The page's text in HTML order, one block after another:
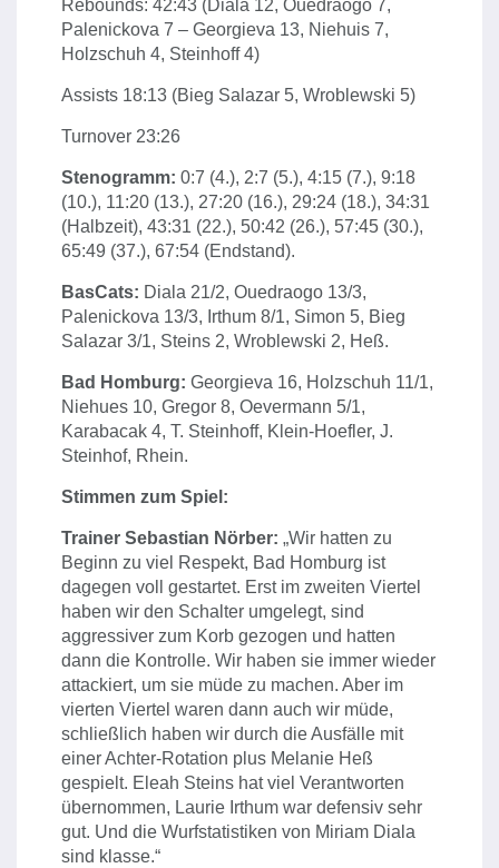
Rebounds: 42:43 (Diala 12, Ouedraogo 7,
Palenickova 7 – Georgieva 13, Niehuis 7,
Holzschuh 4, Steinhoff 4)
Assists 18:13 (Bieg Salazar 5, Wroblewski 5)
Turnover 23:26
Stenogramm: 0:7 (4.), 2:7 (5.), 4:15 (7.), 9:18
(10.), 11:20 (13.), 27:20 (16.), 29:24 (18.), 34:31
(Halbzeit), 43:31 (22.), 50:42 (26.), 57:45 (30.),
65:49 (37.), 67:54 (Endstand).
BasCats: Diala 21/2, Ouedraogo 13/3,
Palenickova 13/3, Irthum 8/1, Simon 5, Bieg
Salazar 3/1, Steins 2, Wroblewski 2, Heß.
Bad Homburg: Georgieva 16, Holzschuh 11/1,
Niehues 10, Gregor 8, Oevermann 5/1,
Karabacak 4, T. Steinhoff, Klein-Hoefler, J.
Steinhof, Rhein.
Stimmen zum Spiel:
Trainer Sebastian Nörber: „Wir hatten zu
Beginn zu viel Respekt, Bad Homburg ist
dagegen voll gestartet. Erst im zweiten Viertel
haben wir den Schalter umgelegt, sind
aggressiver zum Korb gezogen und hatten
dann die Kontrolle. Wir haben sie immer wieder
attackiert, um sie müde zu machen. Aber im
vierten Viertel waren dann auch wir müde,
schließlich haben wir durch die Ausfälle mit
einer Achter-Rotation plus Melanie Heß
gespielt. Eleah Steins hat viel Verantworten
übernommen, Laurie Irthum war defensiv sehr
gut. Und die Wurfstatistiken von Miriam Diala
sind klasse.“